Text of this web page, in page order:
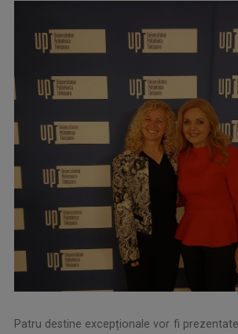
Patru destine excepționale vor fi